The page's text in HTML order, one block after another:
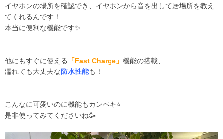
イヤホンの場所を確認でき、イヤホンから音を出して居場所を教え
てくれるんです！
本当に便利な機能です✨
他にもすぐに使える 「Fast Charge」 機能の搭載、
濡れても大丈夫な防水性能も！
こんなに可愛いのに機能もカンペキ⭐️
是非使ってみてくださいね🥳